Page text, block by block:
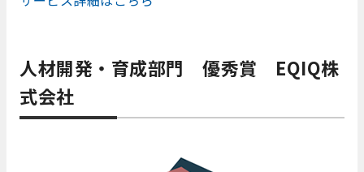
人材開発・育成部門 優秀賞 EQIQ株
式会社